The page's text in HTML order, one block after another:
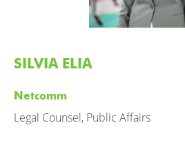
SILVIA ELIA
Netcomm
Legal Counsel, Public Affairs